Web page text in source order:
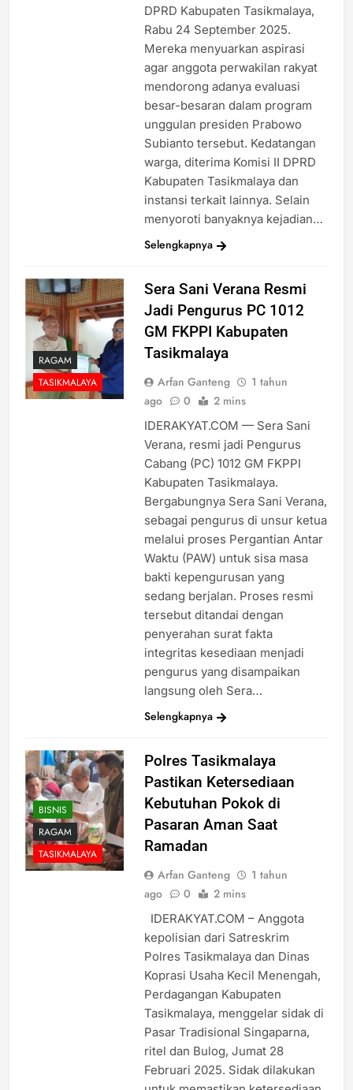
DPRD Kabupaten Tasikmalaya,
Rabu 24 September 2025.
Mereka menyuarkan aspirasi
agar anggota perwakilan rakyat
mendorong adanya evaluasi
besar-besaran dalam program
unggulan presiden Prabowo
Subianto tersebut. Kedatangan
warga, diterima Komisi II DPRD
Kabupaten Tasikmalaya dan
instansi terkait lainnya. Selain
menyoroti banyaknya kejadian…
Selengkapnya
RAGAM
TASIKMALAYA
Sera Sani Verana Resmi
Jadi Pengurus PC 1012
GM FKPPI Kabupaten
Tasikmalaya
Arfan Ganteng
1 tahun
ago
0 2 mins
IDERAKYAT.COM — Sera Sani
Verana, resmi jadi Pengurus
Cabang (PC) 1012 GM FKPPI
Kabupaten Tasikmalaya.
Bergabungnya Sera Sani Verana,
sebagai pengurus di unsur ketua
melalui proses Pergantian Antar
Waktu (PAW) untuk sisa masa
bakti kepengurusan yang
sedang berjalan. Proses resmi
tersebut ditandai dengan
penyerahan surat fakta
integritas kesediaan menjadi
pengurus yang disampaikan
langsung oleh Sera…
Selengkapnya
BISNIS
RAGAM
TASIKMALAYA
Polres Tasikmalaya
Pastikan Ketersediaan
Kebutuhan Pokok di
Pasaran Aman Saat
Ramadan
Arfan Ganteng
1 tahun
ago
0 2 mins
IDERAKYAT.COM – Anggota
kepolisian dari Satreskrim
Polres Tasikmalaya dan Dinas
Koprasi Usaha Kecil Menengah,
Perdagangan Kabupaten
Tasikmalaya, menggelar sidak di
Pasar Tradisional Singaparna,
ritel dan Bulog, Jumat 28
Februari 2025. Sidak dilakukan